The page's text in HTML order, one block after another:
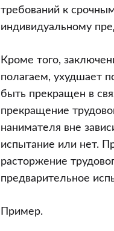
требований к
индивидуальному
Кроме того,
полагаем, ухудшает
быть прекращен в
прекращение
нанимателя вне
испытание или нет.
расторжение
предварительное
Пример.